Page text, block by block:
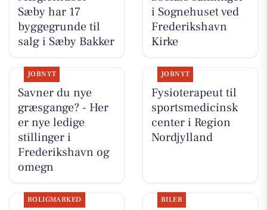
Sæby har 17
byggegrunde til
salg i Sæby Bakker
i Sognehuset ved
Frederikshavn
Kirke
JOBNYT
Savner du nye
græsgange? - Her
er nye ledige
stillinger i
Frederikshavn og
omegn
JOBNYT
Fysioterapeut til
sportsmedicinsk
center i Region
Nordjylland
BOLIGMARKED BILER